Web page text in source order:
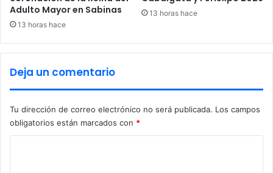
i
d
d
a
G
o
b
Adulto Mayor en Sabinas
13 horas hace
13 horas hace
Deja un comentario
Tu dirección de correo electrónico no será publicada. Los campos
obligatorios están marcados con *